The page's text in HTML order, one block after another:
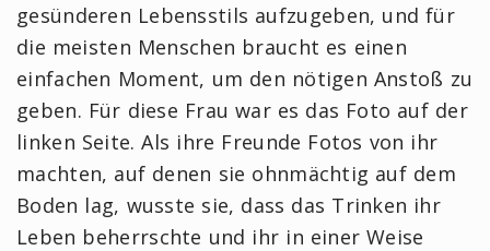
gesünderen Lebensstils aufzugeben, und für
die meisten Menschen braucht es einen
einfachen Moment, um den nötigen Anstoß zu
geben. Für diese Frau war es das Foto auf der
linken Seite. Als ihre Freunde Fotos von ihr
machten, auf denen sie ohnmächtig auf dem
Boden lag, wusste sie, dass das Trinken ihr
Leben beherrschte und ihr in einer Weise